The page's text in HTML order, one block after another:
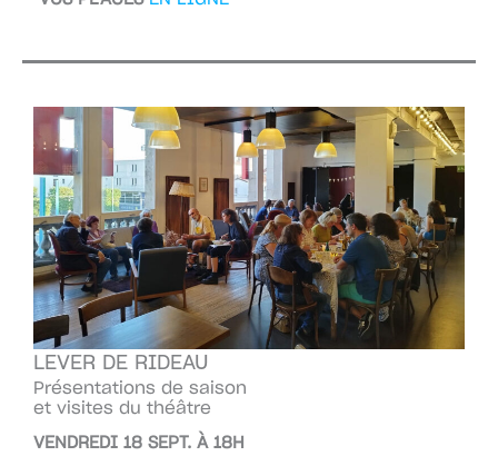
LEVER DE RIDEAU
Présentations de saison
et visites du théâtre
VENDREDI 18 SEPT. À 18H